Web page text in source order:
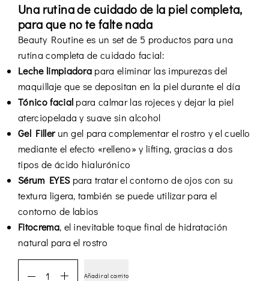
Una rutina de cuidado de la piel completa,
para que no te falte nada
Beauty Routine es un set de 5 productos para una
rutina completa de cuidado facial:
Leche limpiadora para eliminar las impurezas del
maquillaje que se depositan en la piel durante el día
Tónico facial para calmar las rojeces y dejar la piel
aterciopelada y suave sin alcohol
Gel Fillerun gel para complementar el rostro y el cuello
mediante el efecto «relleno» y lifting, gracias a dos
tipos de ácido hialurónico
Sérum EYESpara tratar el contorno de ojos con su
textura ligera, también se puede utilizar para el
contorno de labios
Fitocrema, el inevitable toque final de hidratación
natural para el rostro
Añadir al carrito